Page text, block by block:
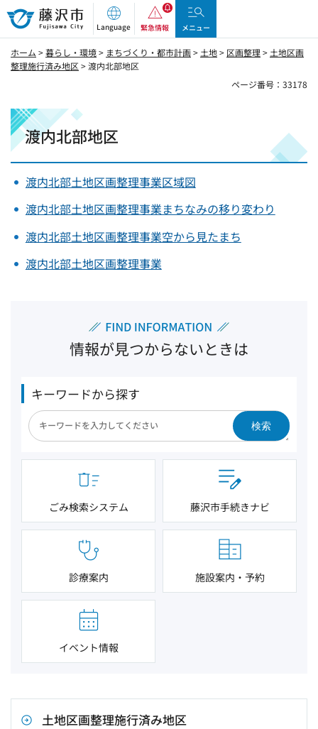
藤沢市
Language 緊急情報 メニュー
ホーム >暮らし・環境> まちづくり・都市計画> 土地> 区画整理> 土地区画
整理施行済み地区 > 渡内北部地区
ページ番号：33178
渡内北部地区
渡内北部土地区画整理事業区域図
渡内北部土地区画整理事業まちなみの移り変わり
渡内北部土地区画整理事業空から見たまち
渡内北部土地区画整理事業
情報が見つからないときは
キーワードから探す
検索
ごみ検索システム 藤沢市手続きナビ
診療案内 施設案内・予約
イベント情報
土地区画整理施行済み地区